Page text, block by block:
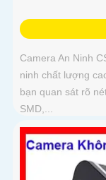
Camera An Ninh
ninh chất lượng
bạn quan sát rõ
SMD,...